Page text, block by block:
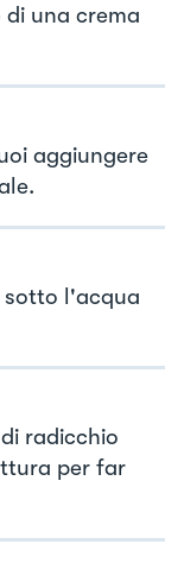
una crema
aggiungere
sotto l'acqua
radicchio
per far